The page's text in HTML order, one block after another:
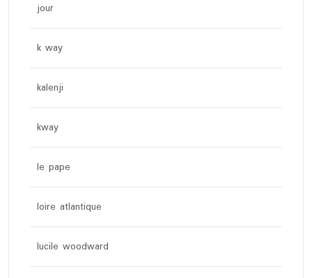
jour
k way
kalenji
kway
le pape
loire atlantique
lucile woodward